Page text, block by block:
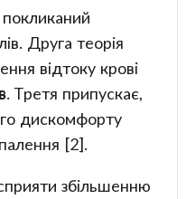
покликаний
Друга теорія
відтоку крові
. Третя припускає,
дискомфорту
[2].
збільшенню